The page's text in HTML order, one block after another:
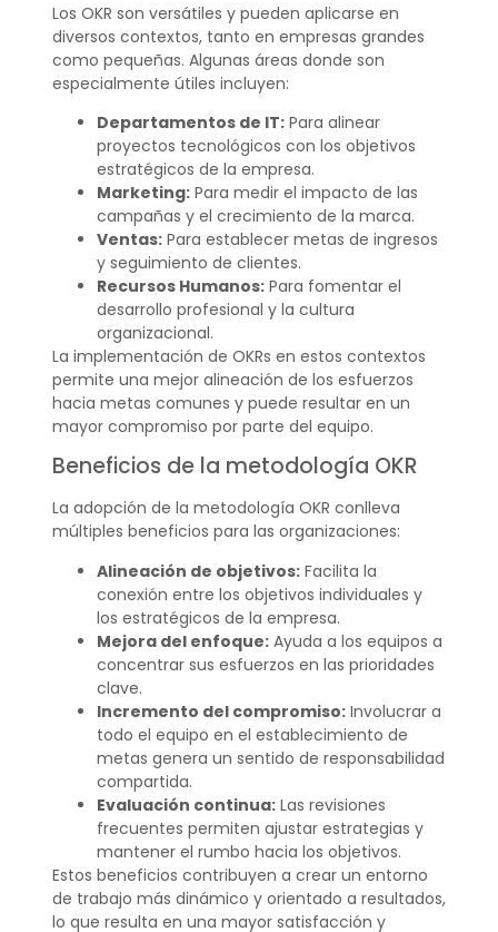
Los OKR son versátiles y pueden aplicarse en
diversos contextos, tanto en empresas grandes
como pequeñas. Algunas áreas donde son
especialmente útiles incluyen:
Departamentos de IT:Para alinear
proyectos tecnológicos con los objetivos
estratégicos de la empresa.
Marketing:Para medir el impacto de las
campañas y el crecimiento de la marca.
Ventas:Para establecer metas de ingresos
y seguimiento de clientes.
Recursos Humanos:Para fomentar el
desarrollo profesional y la cultura
organizacional.
La implementación de OKRs en estos contextos
permite una mejor alineación de los esfuerzos
hacia metas comunes y puede resultar en un
mayor compromiso por parte del equipo.
Beneficios de la metodología OKR
La adopción de la metodología OKR conlleva
múltiples beneficios para las organizaciones:
Alineación de objetivos:Facilita la
conexión entre los objetivos individuales y
los estratégicos de la empresa.
Mejora del enfoque:Ayuda a los equipos a
concentrar sus esfuerzos en las prioridades
clave.
Incremento del compromiso:Involucrar a
todo el equipo en el establecimiento de
metas genera un sentido de responsabilidad
compartida.
Evaluación continua:Las revisiones
frecuentes permiten ajustar estrategias y
mantener el rumbo hacia los objetivos.
Estos beneficios contribuyen a crear un entorno
de trabajo más dinámico y orientado a resultados,
lo que resulta en una mayor satisfacción y